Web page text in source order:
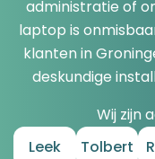
administratie of
laptop is
klanten in
deskundige
Wij zijn
Leek
Tolbert